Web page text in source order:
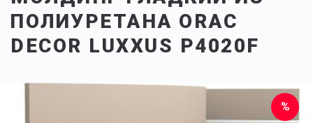
ПОЛИУРЕТАНА ORAC
DECOR LUXXUS P4020F